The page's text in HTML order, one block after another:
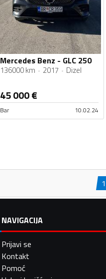
Mercedes Benz - GLC 250
136000 km 2017 Dizel
45 000€
Bar 10.02.24
1
NAVIGACIJA
Prijavi se
Kontakt
Pomoć